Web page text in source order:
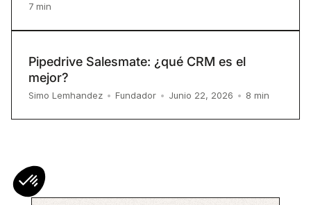
7 min
Pipedrive Salesmate: ¿qué CRM es el
mejor?
Simo Lemhandez • Fundador • Junio 22, 2026 • 8 min